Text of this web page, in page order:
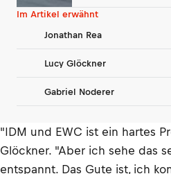
Yamaha war‘s
Im Artikel erwähnt
Jonathan Rea
Lucy Glöckner
Gabriel Noderer
"IDM und EWC ist ein hartes
Glöckner. "Aber ich sehe das
entspannt. Das Gute ist, ich